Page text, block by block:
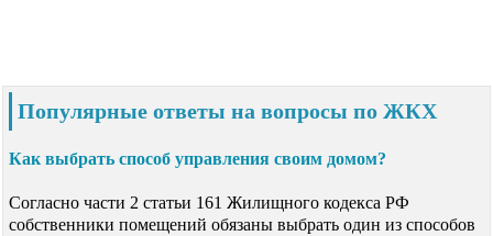
Популярные ответы на вопросы по ЖКХ
Как выбрать способ управления своим домом?
Согласно части 2 статьи 161 Жилищного кодекса РФ
собственники помещений обязаны выбрать один из способов